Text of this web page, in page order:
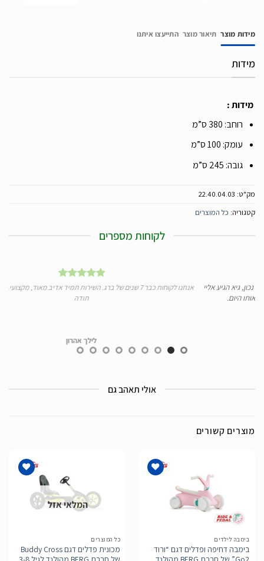
מידות מוצר תיאור מוצר התייעצו איתנו
מידות
מידות :
רוחב: 380 ס”מ
עומק: 100 ס”מ
גובה: 245 ס”מ
מק"ט: 22.40.04.03
קטגוריה: כל המוצרים
לקוחות מספרים
אליי
אנחנו לקוחות כבר 7 שנים של ברג. השירות תמיד אדיב מאוד, מקצועי, מהיר ומעולה.
אולי תאהב גם
מוצרים קשורים
בימבה לילדים
בימבה דחיפה ופדלים דגם “ורוד
המלאי אזל
כל המוצרים
מכונית פדלים דגם Buddy Cross